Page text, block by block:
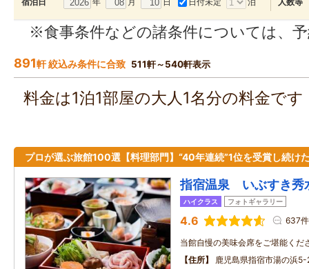
宿泊日 年 月 日 日付未定 泊 人数等
※食事条件などの諸条件については、
891軒 絞込み条件に合致 511軒～540軒表示
料金は1泊1部屋の大人1名分の料金で
プロが選ぶ旅館100選【料理部門】“40年連続”1位を受賞し続け
指宿温泉 いぶすき秀
ハイクラス フォトギャラリー
4.6 637件
当館自慢の美味会席をご堪能くだ
住所
鹿児島県指宿市湯の浜